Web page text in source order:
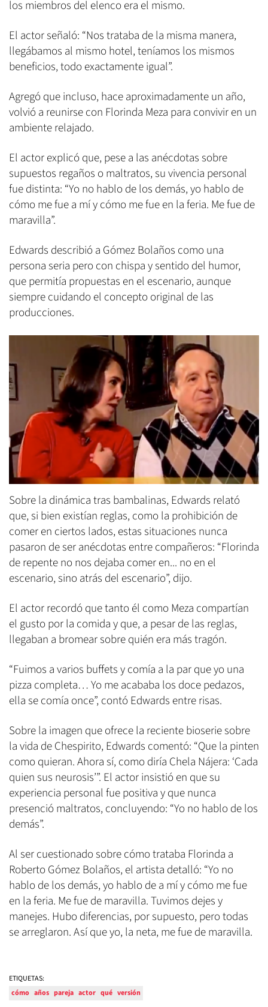
los miembros del elenco era el mismo.
El actor señaló: “Nos trataba de la misma manera,
llegábamos al mismo hotel, teníamos los mismos
beneficios, todo exactamente igual”.
Agregó que incluso, hace aproximadamente un año,
volvió a reunirse con Florinda Meza para convivir en un
ambiente relajado.
El actor explicó que, pese a las anécdotas sobre
supuestos regaños o maltratos, su vivencia personal
fue distinta: “Yo no hablo de los demás, yo hablo de
cómo me fue a mí y cómo me fue en la feria. Me fue de
maravilla”.
Edwards describió a Gómez Bolaños como una
persona seria pero con chispa y sentido del humor,
que permitía propuestas en el escenario, aunque
siempre cuidando el concepto original de las
producciones.
Sobre la dinámica tras bambalinas, Edwards relató
que, si bien existían reglas, como la prohibición de
comer en ciertos lados, estas situaciones nunca
pasaron de ser anécdotas entre compañeros: “Florinda
de repente no nos dejaba comer en... no en el
escenario, sino atrás del escenario”, dijo.
El actor recordó que tanto él como Meza compartían
el gusto por la comida y que, a pesar de las reglas,
llegaban a bromear sobre quién era más tragón.
“Fuimos a varios buffets y comía a la par que yo una
pizza completa… Yo me acababa los doce pedazos,
ella se comía once”, contó Edwards entre risas.
Sobre la imagen que ofrece la reciente bioserie sobre
la vida de Chespirito, Edwards comentó: “Que la pinten
como quieran. Ahora sí, como diría Chela Nájera: ‘Cada
quien sus neurosis’”. El actor insistió en que su
experiencia personal fue positiva y que nunca
presenció maltratos, concluyendo: “Yo no hablo de los
demás”.
Al ser cuestionado sobre cómo trataba Florinda a
Roberto Gómez Bolaños, el artista detalló: “Yo no
hablo de los demás, yo hablo de a mí y cómo me fue
en la feria. Me fue de maravilla. Tuvimos dejes y
manejes. Hubo diferencias, por supuesto, pero todas
se arreglaron. Así que yo, la neta, me fue de maravilla.
ETIQUETAS:
cómo años pareja actor qué versión